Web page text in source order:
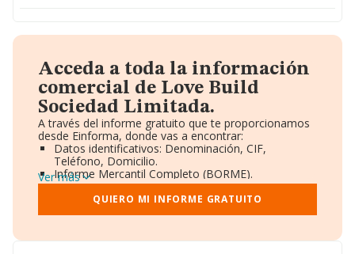
Acceda a toda la información
comercial de Love Build
Sociedad Limitada.
A través del informe gratuito que te proporcionamos
desde Einforma, donde vas a encontrar:
Datos identificativos: Denominación, CIF,
Teléfono, Domicilio.
Informe Mercantil Completo (BORME).
Gráficos de Evolución Ventas y Empleados.
Consejo de Administración y Administradores.
Directivos y Ejecutivos.
Ver más
QUIERO MI INFORME GRATUITO